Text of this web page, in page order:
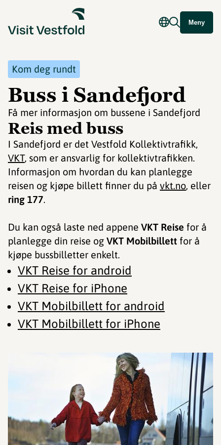
Meny
Kom deg rundt
Buss i Sandefjord
Få mer informasjon om bussene i Sandefjord
Reis med buss
I Sandefjord er det Vestfold Kollektivtrafikk,
VKT, som er ansvarlig for kollektivtrafikken.
Informasjon om hvordan du kan planlegge
reisen og kjøpe billett finner du på vkt.no, eller
ring 177.
Du kan også laste ned appene VKT Reise for å
planlegge din reise og VKT Mobilbillett for å
kjøpe bussbilletter enkelt.
VKT Reise for android
VKT Reise for iPhone
VKT Mobilbillett for android
VKT Mobilbillett for iPhone